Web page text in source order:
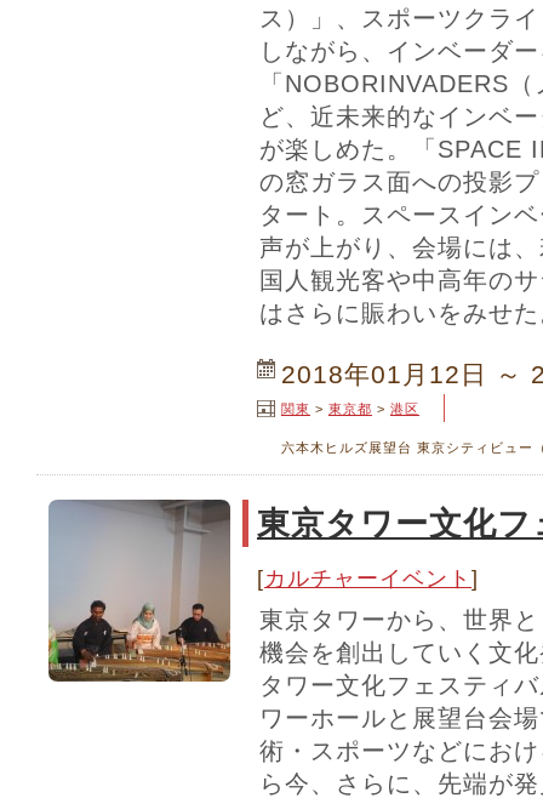
ス）」、スポーツクラ
しながら、インベーダ
「NOBORINVADERS
ど、近未来的なインベ
が楽しめた。「SPACE
の窓ガラス面への投影
タート。スペースイン
声が上がり、会場には
国人観光客や中高年の
はさらに賑わいをみせ
2018年01月12日 ～
関東 > 東京都 > 港区
六本木ヒルズ展望台 東京シティビュー
東京タワー文化
[カルチャーイベント ]
東京タワーから、世界
機会を創出していく文
タワー文化フェスティ
ワーホールと展望台会
術・スポーツなどにお
ら今、さらに、先端が